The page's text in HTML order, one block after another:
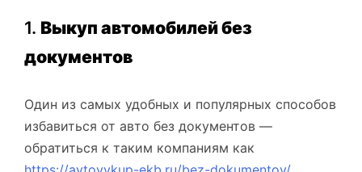
1. Выкуп автомобилей без
документов
Один из самых удобных и популярных способов
избавиться от авто без документов —
обратиться к таким компаниям как